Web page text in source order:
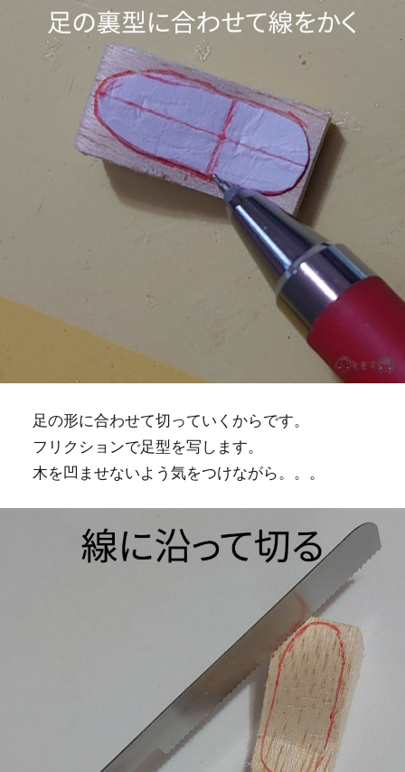
足の形に合わせて切っていくからです。
フリクションで足型を写します。
木を凹ませないよう気をつけながら。。。